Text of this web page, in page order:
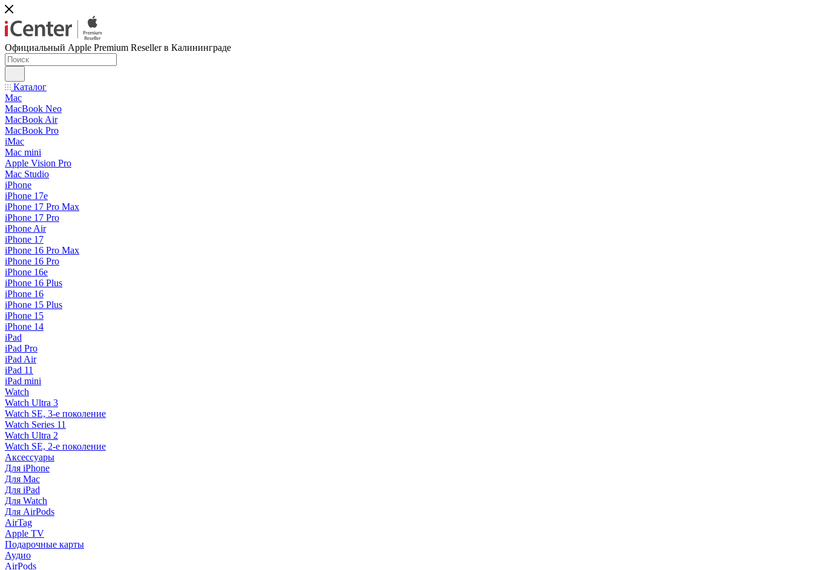
Официальный Apple Premium Reseller в Калининграде
Каталог
Mac
MacBook Neo
MacBook Air
MacBook Pro
iMac
Mac mini
Apple Vision Pro
Mac Studio
iPhone
iPhone 17e
iPhone 17 Pro Max
iPhone 17 Pro
iPhone Air
iPhone 17
iPhone 16 Pro Max
iPhone 16 Pro
iPhone 16e
iPhone 16 Plus
iPhone 16
iPhone 15 Plus
iPhone 15
iPhone 14
iPad
iPad Pro
iPad Air
iPad 11
iPad mini
Watch
Watch Ultra 3
Watch SE, 3-е поколение
Watch Series 11
Watch Ultra 2
Watch SE, 2-е поколение
Аксессуары
Для iPhone
Для Mac
Для iPad
Для Watch
Для AirPods
AirTag
Apple TV
Подарочные карты
Аудио
AirPods